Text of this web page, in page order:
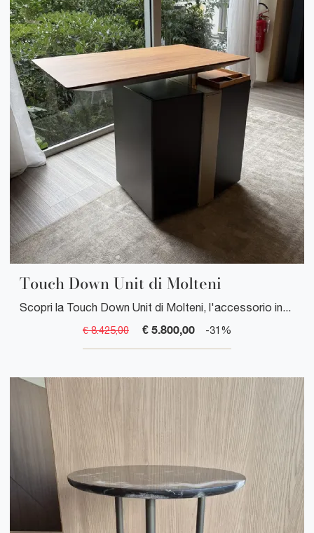
Touch Down Unit di Molteni
Scopri la Touch Down Unit di Molteni, l'accessorio innovativo che garantisce stabilità e comfort durante i tuoi allenamenti.
€ 8.425,00 € 5.800,00 -31%